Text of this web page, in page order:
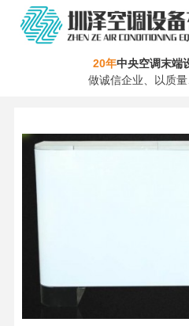
20年中央空调末端
做诚信企业、以质